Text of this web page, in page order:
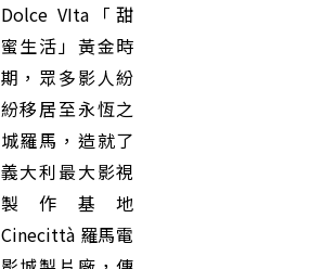
Dolce VIta「甜
蜜生活」黃金時
期，眾多影人紛
紛移居至永恆之
城羅馬，造就了
義大利最大影視
製作基地
Cinecittà 羅馬電